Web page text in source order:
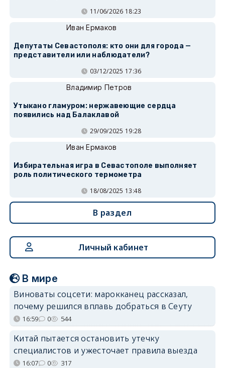
11/06/2026 18:23
Иван Ермаков
Депутаты Севастополя: кто они для города —
представители или наблюдатели?
03/12/2025 17:36
Владимир Петров
Утыкано гламуром: нержавеющие сердца
появились над Балаклавой
29/09/2025 19:28
Иван Ермаков
Избирательная игра в Севастополе выполняет
роль политического термометра
18/08/2025 13:48
В раздел
Личный кабинет
В мире
Виноваты соцсети: марокканец рассказал,
почему решился вплавь добраться в Сеуту
16:59 0 544
Китай пытается остановить утечку
специалистов и ужесточает правила выезда
16:07 0 317